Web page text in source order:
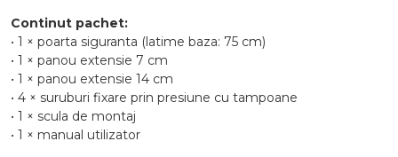
Continut pachet:
• 1 × poarta siguranta (latime baza: 75 cm)
• 1 × panou extensie 7 cm
• 1 × panou extensie 14 cm
• 4 × suruburi fixare prin presiune cu tampoane
• 1 × scula de montaj
• 1 × manual utilizator